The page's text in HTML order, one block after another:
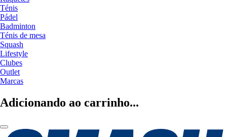
Ténis
Pádel
Badminton
Ténis de mesa
Squash
Lifestyle
Clubes
Outlet
Marcas
Adicionando ao carrinho...